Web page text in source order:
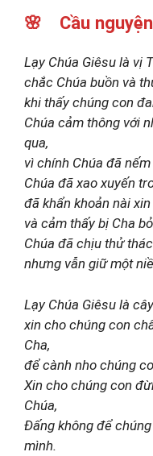
🌸 Cầu nguyện
Lạy Chúa Giêsu là vị
chắc Chúa buồn và
khi thấy chúng con
Chúa cảm thông với
qua,
vì chính Chúa đã
Chúa đã xao xuyến
đã khẩn khoản nài
và cảm thấy bị Cha
Chúa đã chịu thử
nhưng vẫn giữ một
Lạy Chúa Giêsu là
xin cho chúng con
Cha,
để cành nho chúng
Xin cho chúng con
Chúa,
Đấng không để
mình.